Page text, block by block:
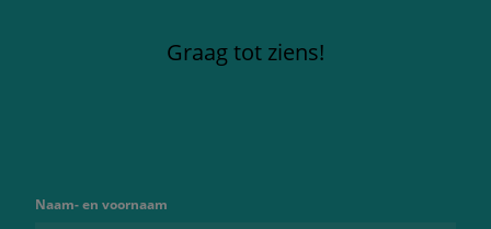
Graag tot ziens!
Naam- en voornaam